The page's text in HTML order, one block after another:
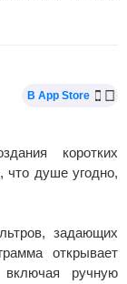
В App Store
коротких
что душе угодно,
задающих
открывает
ручную